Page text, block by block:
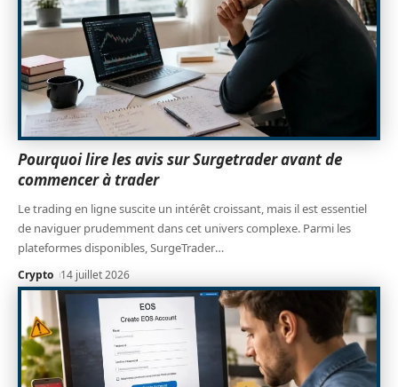
Pourquoi lire les avis sur Surgetrader avant de
commencer à trader
Le trading en ligne suscite un intérêt croissant, mais il est essentiel
de naviguer prudemment dans cet univers complexe. Parmi les
plateformes disponibles, SurgeTrader…
Crypto 14 juillet 2026